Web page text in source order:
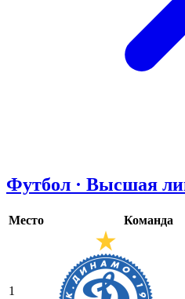
Футбол · Высшая
Место Команда
1